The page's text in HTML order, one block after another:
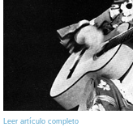
Leer artículo completo